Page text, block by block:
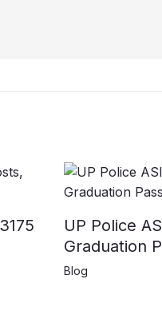
UP Police
Graduation
Blog